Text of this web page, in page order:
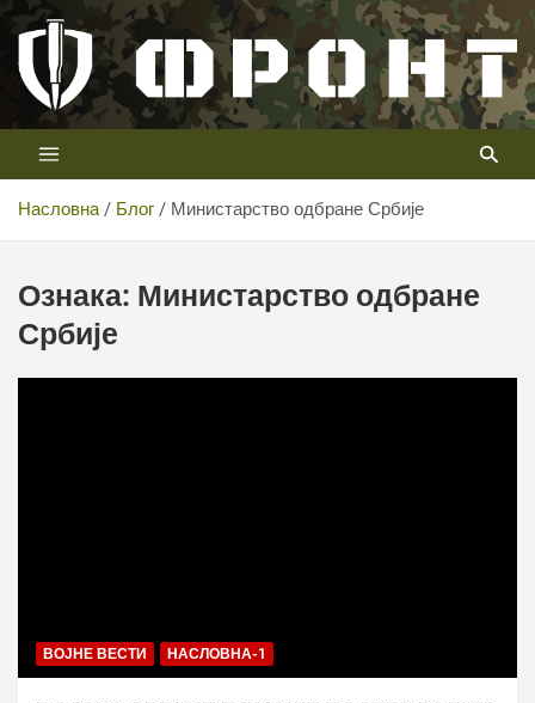
Скип
цонтент
Телевизија ФРОНТ
Први војни канал у Србији
Насловна Блог Министарство одбране Србије
Ознака: Министарство одбране
Србије
ВОЈНЕ ВЕСТИ НАСЛОВНА-1